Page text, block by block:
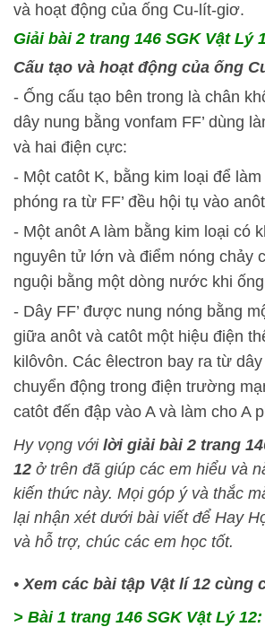
và hoạt động của ống Cu-lít-giơ.
Giải bài 2 trang 146 SGK Vật Lý
Cấu tạo và hoạt động của ống
- Ống cấu tạo bên trong là chân
dây nung bằng vonfam FF’ dùng
và hai điện cực:
- Một catôt K, bằng kim loại để
phóng ra từ FF’ đều hội tụ vào
- Một anôt A làm bằng kim loại có
nguyên tử lớn và điểm nóng chảy
nguội bằng một dòng nước khi
- Dây FF’ được nung nóng bằng
giữa anôt và catôt một hiệu điện
kilôvôn. Các êlectron bay ra từ dây
chuyển động trong điện trường
catôt đến đập vào A và làm cho A
Hy vọng với lời giải bài 2 trang
12 ở trên đã giúp các em hiểu và
kiến thức này. Mọi góp ý và thắc
lại nhận xét dưới bài viết để Hay
và hỗ trợ, chúc các em học tốt.
•Xem các bài tập Vật lí 12 cùng
> Bài 1 trang 146 SGK Vật Lý 12: